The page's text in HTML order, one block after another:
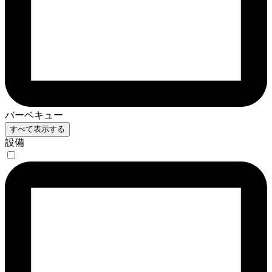
バーベキュー
すべて表示する
設備